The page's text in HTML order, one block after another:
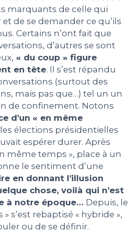
LUNDI
des données
marquants de celle qui
et de se demander ce qu’ils
Certains n’ont fait que
d’autres se sont
« du coup » figure
en tête. Il s’est répandu
(surtout des
mais pas que…) tel un un
de confinement. Notons
d’un « en même
les élections présidentielles
espérer durer. Après
même temps », place à un
le sentiment d’une
en donnant l’illusion
chose, voilà qui n’est
à notre époque… Depuis, le
s’est rebaptisé « hybride »,
ou de se définir.